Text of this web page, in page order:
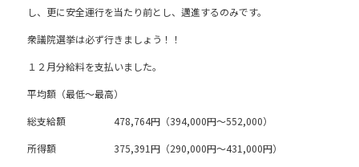
し、更に安全運行を当たり前とし、邁進するのみです。
衆議院選挙は必ず行きましょう！！
１２月分給料を支払いました。
平均額（最低～最高）
総支給額 478,764円（394,000円～552,000）
所得額 375,391円（290,000円～431,000円）